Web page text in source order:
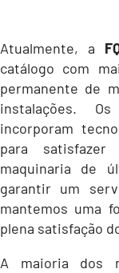
Atualmente, a
catálogo com
permanente de
instalações.
incorporam
para
maquinaria de
garantir um
mantemos uma
plena satisfação
A maioria dos